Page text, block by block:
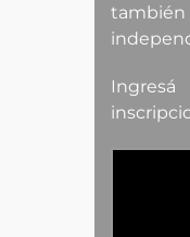
también